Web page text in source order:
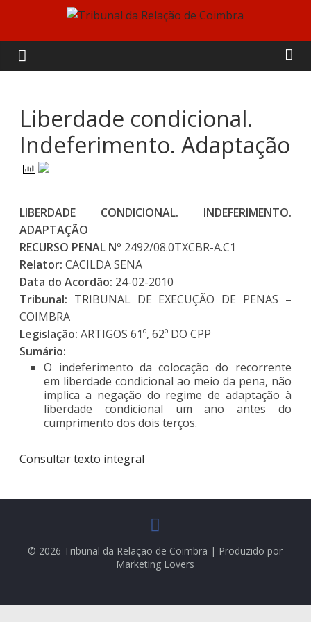
content
Tribunal
da
Relação
de
Liberdade condicional.
Indeferimento. Adaptação
LIBERDADE CONDICIONAL. INDEFERIMENTO.
ADAPTAÇÃO
RECURSO PENAL Nº 2492/08.0TXCBR-A.C1
Relator: CACILDA SENA
Data do Acordão: 24-02-2010
Tribunal: TRIBUNAL DE EXECUÇÃO DE PENAS –
COIMBRA
Legislação: ARTIGOS 61º, 62º DO CPP
Sumário:
O indeferimento da colocação do recorrente
em liberdade condicional ao meio da pena, não
implica a negação do regime de adaptação à
liberdade condicional um ano antes do
cumprimento dos dois terços.
Consultar texto integral
© 2026 Tribunal da Relação de Coimbra | Produzido por
Marketing Lovers